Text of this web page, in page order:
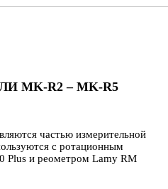
R2 – MK-R5
частью измерительной
с ротационным
Plus и реометром Lamy RM